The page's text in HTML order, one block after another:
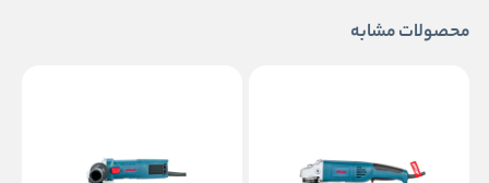
محصولات مشابه